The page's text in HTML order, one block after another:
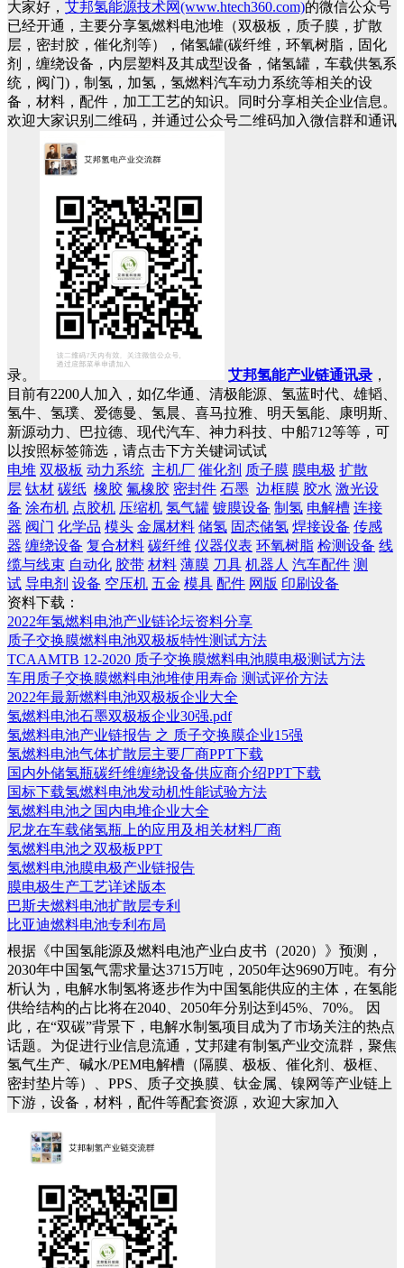
大家好， 艾邦氢能源技术网(www.htech360.com)的微信公众号
已经开通，主要分享氢燃料电池堆（双极板，质子膜，扩散
层，密封胶，催化剂等），储氢罐(碳纤维，环氧树脂，固化
剂，缠绕设备，内层塑料及其成型设备，储氢罐，车载供氢系
统，阀门)，制氢，加氢，氢燃料汽车动力系统等相关的设
备，材料，配件，加工工艺的知识。同时分享相关企业信息。
欢迎大家识别二维码，并通过公众号二维码加入微信群和通讯
录。 艾邦氢能产业链通讯录 ，
目前有2200人加入，如亿华通、清极能源、氢蓝时代、雄韬、
氢牛、氢璞、爱德曼、氢晨、喜马拉雅、明天氢能、康明斯、
新源动力、巴拉德、现代汽车、神力科技、中船712等等，可
以按照标签筛选，请点击下方关键词试试
电堆 双极板 动力系统 主机厂 催化剂 质子膜 膜电极 扩散
层 钛材 碳纸 橡胶 氟橡胶 密封件 石墨 边框膜 胶水 激光设
备 涂布机 点胶机 压缩机 氢气罐 镀膜设备 制氢 电解槽 连接
器 阀门 化学品 模头 金属材料 储氢 固态储氢 焊接设备 传感
器 缠绕设备 复合材料 碳纤维 仪器仪表 环氧树脂 检测设备 线
缆与线束 自动化 胶带 材料 薄膜 刀具 机器人 汽车配件 测
试 导电剂 设备 空压机 五金 模具 配件 网版 印刷设备
资料下载：
2022年氢燃料电池产业链论坛资料分享
质子交换膜燃料电池双极板特性测试方法
TCAAMTB 12-2020 质子交换膜燃料电池膜电极测试方法
车用质子交换膜燃料电池堆使用寿命 测试评价方法
2022年最新燃料电池双极板企业大全
氢燃料电池石墨双极板企业30强.pdf
氢燃料电池产业链报告 之 质子交换膜企业15强
氢燃料电池气体扩散层主要厂商PPT下载
国内外储氢瓶碳纤维缠绕设备供应商介绍PPT下载
国标下载氢燃料电池发动机性能试验方法
氢燃料电池之国内电堆企业大全
尼龙在车载储氢瓶上的应用及相关材料厂商
氢燃料电池之双极板PPT
氢燃料电池膜电极产业链报告
膜电极生产工艺详述版本
巴斯夫燃料电池扩散层专利
比亚迪燃料电池专利布局
根据《中国氢能源及燃料电池产业白皮书（2020）》预测，
2030年中国氢气需求量达3715万吨，2050年达9690万吨。有分
析认为，电解水制氢将逐步作为中国氢能供应的主体，在氢能
供给结构的占比将在2040、2050年分别达到45%、70%。
因
此，在“双碳”背景下，电解水制氢项目成为了市场关注的热点
话题。为促进行业信息流通，艾邦建有制氢产业交流群，聚焦
氢气生产、碱水/PEM电解槽（隔膜、极板、催化剂、极框、
密封垫片等）、PPS、质子交换膜、钛金属、镍网等产业链上
下游，设备，材料，配件等配套资源，欢迎大家加入